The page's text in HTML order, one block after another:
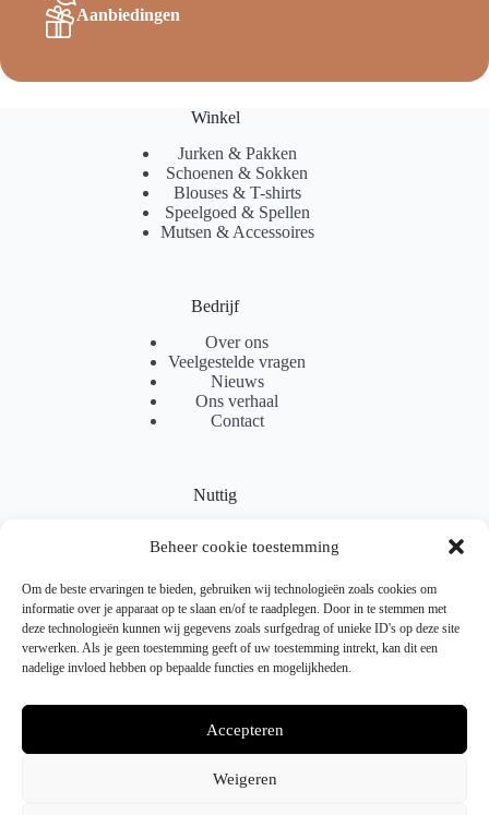
Beheer cookie toestemming
Om de beste ervaringen te bieden, gebruiken wij technologieën zoals cookies om
informatie over je apparaat op te slaan en/of te raadplegen. Door in te stemmen met
deze technologieën kunnen wij gegevens zoals surfgedrag of unieke ID's op deze site
verwerken. Als je geen toestemming geeft of uw toestemming intrekt, kan dit een
nadelige invloed hebben op bepaalde functies en mogelijkheden.
Accepteren
Weigeren
Aanbiedingen
Winkel
Jurken & Pakken
Schoenen & Sokken
Blouses & T-shirts
Speelgoed & Spellen
Mutsen & Accessoires
Bedrijf
Over ons
Veelgestelde vragen
Nieuws
Ons verhaal
Contact
Nuttig
Partnerprogramma
Locaties
Samenwerking
Retourneren & Ruilen
Gebruiksvoorwaarden
Privacybeleid